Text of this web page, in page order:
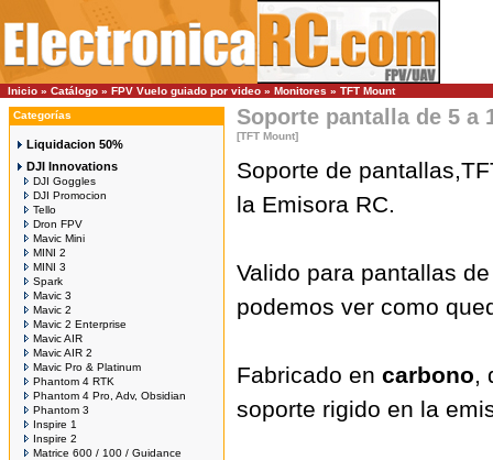
Inicio » Catálogo » FPV Vuelo guiado por video » Monitores » TFT Mount
Categorías
Liquidacion 50%
DJI Innovations
DJI Goggles
DJI Promocion
Tello
Dron FPV
Mavic Mini
MINI 2
MINI 3
Spark
Mavic 3
Mavic 2
Mavic 2 Enterprise
Mavic AIR
Mavic AIR 2
Mavic Pro & Platinum
Phantom 4 RTK
Phantom 4 Pro, Adv, Obsidian
Phantom 3
Inspire 1
Inspire 2
Matrice 600 / 100 / Guidance
Soporte pantalla de 5 a
[TFT Mount]
Soporte de
la Emisora RC.
Valido para pantallas
podemos ver como
Fabricado en carbono,
soporte rigido en la